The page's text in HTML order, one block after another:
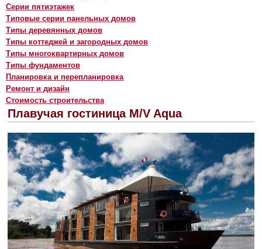
Серии пятиэтажек
Типовые серии панельных домов
Типы деревянных домов
Типы коттеджей и загородных домов
Типы многоквартирных домов
Типы фундаментов
Планировка и перепланировка
Ремонт и дизайн
Стоимость строительства
Плавучая гостиница M/V Aqua